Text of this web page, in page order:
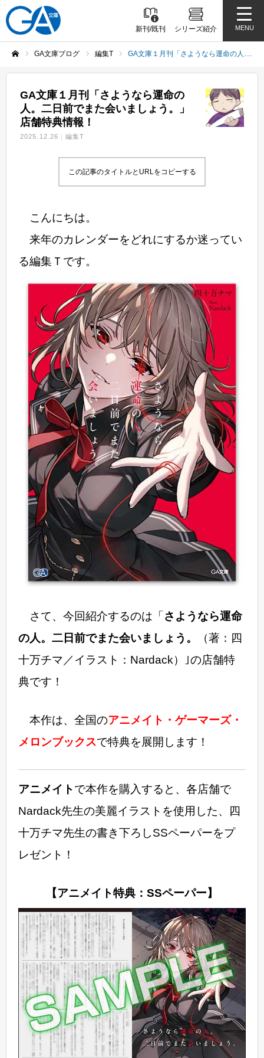
新刊/既刊 シリーズ紹介 MENU
GA文庫ブログ 編集T GA文庫１月刊「さようなら運命の人。二日前でまた会いましょう。」店舗特典情報！
GA文庫１月刊「さようなら運命の
人。二日前でまた会いましょう。」
店舗特典情報！
2025.12.26 編集T
この記事のタイトルとURLをコピーする
こんにちは。
来年のカレンダーをどれにするか迷ってい
る編集Ｔです。
さて、今回紹介するのは「さようなら運命
の人。二日前でまた会いましょう。
（著：四
十万チマ／イラスト：Nardack）｣の店舗特
典です！
本作は、全国のアニメイト・ゲーマーズ・
メロンブックスで特典を展開します！
アニメイトで本作を購入すると、各店舗で
Nardack先生の美麗イラストを使用した、四
十万チマ先生の書き下ろしSSペーパーをプ
レゼント！
【アニメイト特典：SSペーパー】